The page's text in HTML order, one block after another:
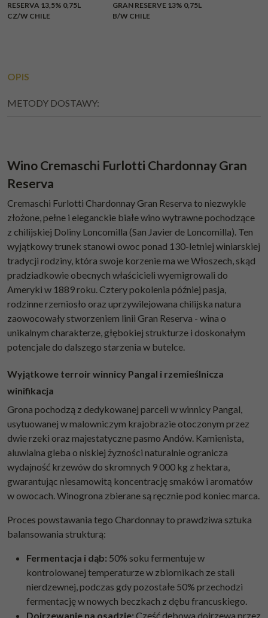
RESERVA 13,5% 0,75L
CZ/W CHILE
GRAN RESERVE 13% 0,75L
B/W CHILE
OPIS
METODY DOSTAWY:
Wino Cremaschi Furlotti Chardonnay Gran
Reserva
Cremaschi Furlotti Chardonnay Gran Reserva to niezwykle
złożone, pełne i eleganckie białe wino wytrawne pochodzące
z chilijskiej Doliny Loncomilla (San Javier de Loncomilla). Ten
wyjątkowy trunek stanowi owoc ponad 130-letniej winiarskiej
tradycji rodziny, która swoje korzenie ma we Włoszech, skąd
pradziadkowie obecnych właścicieli wyemigrowali do
Ameryki w 1889 roku. Cztery pokolenia później pasja,
rodzinne rzemiosło oraz uprzywilejowana chilijska natura
zaowocowały stworzeniem linii Gran Reserva - wina o
unikalnym charakterze, głębokiej strukturze i doskonałym
potencjale do dalszego starzenia w butelce.
Wyjątkowe terroir winnicy Pangal i rzemieślnicza
winifikacja
Grona pochodzą z dedykowanej parceli w winnicy Pangal,
usytuowanej w malowniczym krajobrazie otoczonym przez
dwie rzeki oraz majestatyczne pasmo Andów. Kamienista,
aluwialna gleba o niskiej żyzności naturalnie ogranicza
wydajność krzewów do skromnych 9 000 kg z hektara,
gwarantując niesamowitą koncentrację smaków i aromatów
w owocach. Winogrona zbierane są ręcznie pod koniec marca.
Proces powstawania tego Chardonnay to prawdziwa sztuka
balansowania strukturą:
Fermentacja i dąb: 50% soku fermentuje w
kontrolowanej temperaturze w zbiornikach ze stali
nierdzewnej, podczas gdy pozostałe 50% przechodzi
fermentację w nowych beczkach z dębu francuskiego.
Dojrzewanie na osadzie: Część dębowa dojrzewa przez